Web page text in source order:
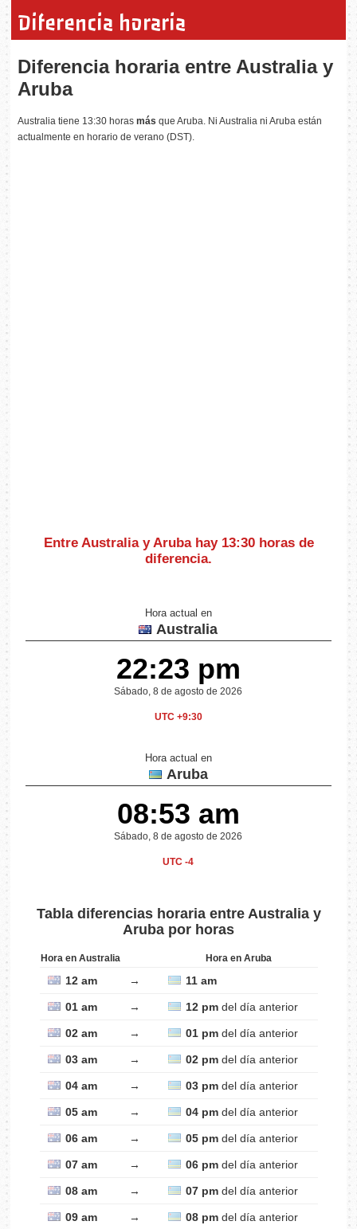
Diferencia horaria
Diferencia horaria entre Australia y
Aruba
Australia tiene 13:30 horasmás que Aruba. Ni Australia ni Aruba están
actualmente en horario de verano (DST).
Entre Australia y Aruba hay 13:30 horas de
diferencia.
Hora actual en
Australia
22:23 pm
Sábado, 8 de agosto de 2026
UTC +9:30
Hora actual en
Aruba
08:53 am
Sábado, 8 de agosto de 2026
UTC -4
Tabla diferencias horaria entre Australia y
Aruba por horas
Hora en Australia Hora en Aruba
12 am → 11 am
01 am → 12 pmdel día anterior
02 am → 01 pmdel día anterior
03 am → 02 pmdel día anterior
04 am → 03 pmdel día anterior
05 am → 04 pmdel día anterior
06 am → 05 pmdel día anterior
07 am → 06 pmdel día anterior
08 am → 07 pmdel día anterior
09 am → 08 pmdel día anterior